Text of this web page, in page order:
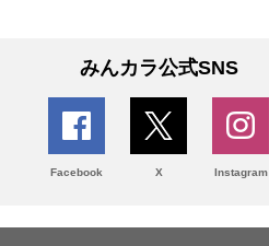
みんカラ公式SNS
Facebook X Instagram